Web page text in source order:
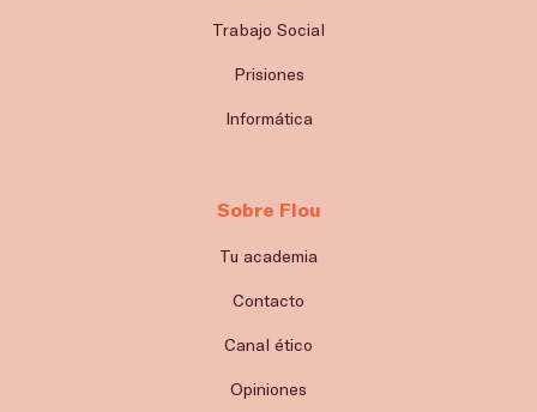
Trabajo Social
Prisiones
Informática
Sobre Flou
Tu academia
Contacto
Canal ético
Opiniones